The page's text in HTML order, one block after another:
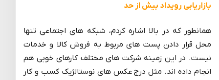
بازاریابی رویداد بیش از حد
همانطور که در بالا اشاره کردم، شبکه های اجتماعی تنها
محل قرار دادن پست های مربوط به فروش کالا و خدمات
نیست. در این زمینه شرکت های مختلف کارهای خوبی هم
انجام داده اند. مثل درج عکس های نوستالژیک کسب و کار